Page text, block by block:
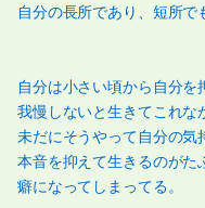
自分の長所であり、短所で
自分は小さい頃から自分を
我慢しないと生きてこれな
未だにそうやって自分の気
本音を抑えて生きるのがた
癖になってしまってる。